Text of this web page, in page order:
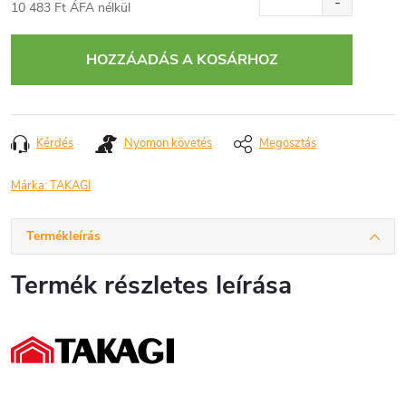
10 483 Ft ÁFA nélkül
HOZZÁADÁS A KOSÁRHOZ
Kérdés Nyomon követés Megosztás
Márka:TAKAGI
Termékleírás
Termék részletes leírása